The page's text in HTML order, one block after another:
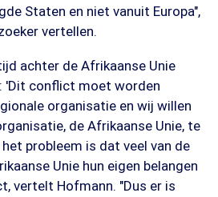
Staten en niet vanuit Europa",
vertellen.
achter de Afrikaanse Unie
'Dit conflict moet worden
organisatie en wij willen
de Afrikaanse Unie, te
probleem is dat veel van de
Unie hun eigen belangen
vertelt Hofmann. "Dus er is